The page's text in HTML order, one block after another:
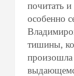
почитать
особенно
тишины,
произошла